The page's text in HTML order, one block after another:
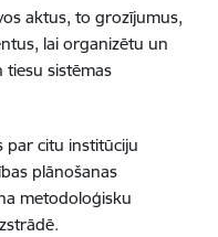
aktus, to grozījumus,
lai organizētu un
sistēmas
par citu institūciju
plānošanas
metodoloģisku